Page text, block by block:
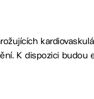
K dispozici budou